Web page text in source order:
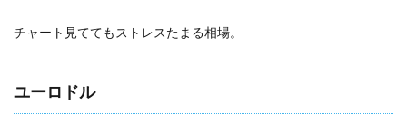
チャート見ててもストレスたまる相場。
ユーロドル